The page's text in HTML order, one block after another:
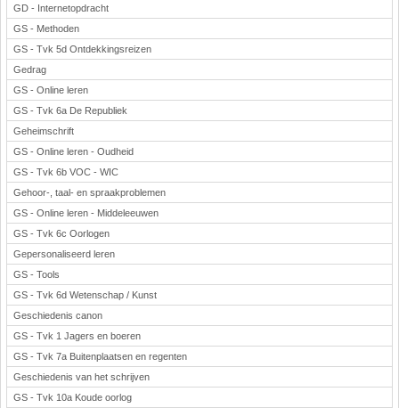
GD - Internetopdracht
GS - Methoden
GS - Tvk 5d Ontdekkingsreizen
Gedrag
GS - Online leren
GS - Tvk 6a De Republiek
Geheimschrift
GS - Online leren - Oudheid
GS - Tvk 6b VOC - WIC
Gehoor-, taal- en spraakproblemen
GS - Online leren - Middeleeuwen
GS - Tvk 6c Oorlogen
Gepersonaliseerd leren
GS - Tools
GS - Tvk 6d Wetenschap / Kunst
Geschiedenis canon
GS - Tvk 1 Jagers en boeren
GS - Tvk 7a Buitenplaatsen en regenten
Geschiedenis van het schrijven
GS - Tvk 10a Koude oorlog